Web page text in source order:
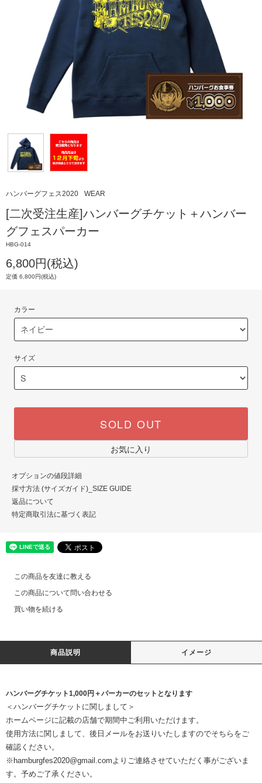
ハンバーグフェス2020 WEAR
[二次受注生産]ハンバーグチケット＋ハンバー
グフェスパーカー
HBG-014
6,800円(税込)
定価 6,800円(税込)
カラー
サイズ
SOLD OUT
お気に入り
オプションの値段詳細
採寸方法 (サイズガイド)_SIZE GUIDE
返品について
特定商取引法に基づく表記
この商品を友達に教える
この商品について問い合わせる
買い物を続ける
商品説明 イメージ
ハンバーグチケット1,000円＋パーカーのセットとなります
＜ハンバーグチケットに関しまして＞
ホームページに記載の店舗で期間中ご利用いただけます。
使用方法に関しまして、後日メールをお送りいたしますのでそちらをご
確認ください。
※hamburgfes2020@gmail.comよりご連絡させていただく事がございま
す。予めご了承ください。